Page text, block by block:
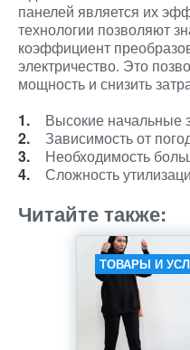
панелей является их
технологии позволяют
коэффициент
электричество. Это
мощность и снизить
Высокие начальные
Зависимость от
Необходимость
Сложность
Читайте также:
ТОВАРЫ И